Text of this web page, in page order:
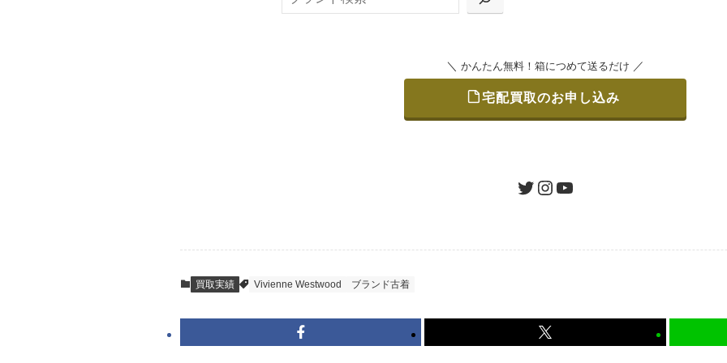
箱に売りたいお品をつめて、送るだけで簡単にご利用いただけます。
到着即日に査定いたします。買取金額にご納得いただければ、最短即日の入金が
キャンセルも1点から可能、返送料も無料です。（すべて弊社が負担いたします
かんたん無料！箱につめて送るだけ
＼ かんたん無料！箱につめて送るだけ ／
宅配買取のお申し込み
ツイッターインスタグラムユーチューブ
買取実績 Vivienne Westwood ブランド古着